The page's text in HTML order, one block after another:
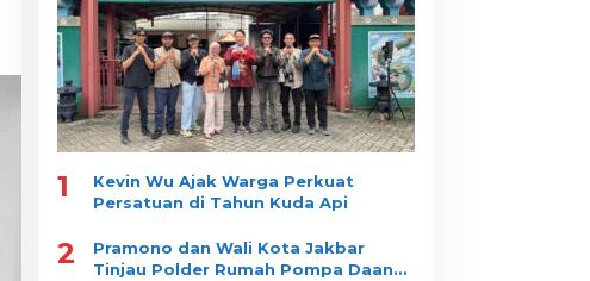
1
Kevin Wu Ajak Warga Perkuat
Persatuan di Tahun Kuda Api
2
Pramono dan Wali Kota Jakbar
Tinjau Polder Rumah Pompa Daan